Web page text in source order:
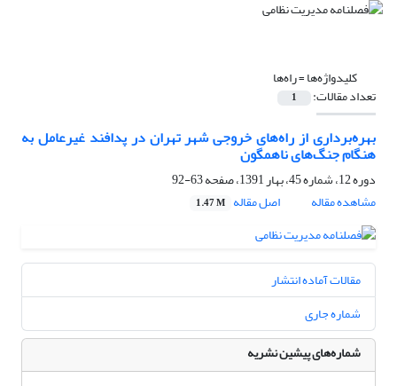
کلیدواژه‌ها =راه‌ها
تعداد مقالات: 1
بهره‌برداری از راه‌های خروجی شهر تهران در پدافند غیرعامل به
هنگام جنگ‌های ناهمگون
دوره 12، شماره 45، بهار 1391، صفحه
63-92
مشاهده مقاله
اصل مقاله 1.47 M
مقالات آماده انتشار
شماره جاری
شماره‌های پیشین نشریه